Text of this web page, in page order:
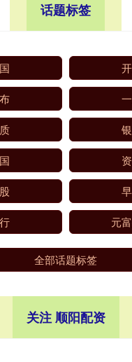
话题标签
元
全部话题标签
关注 顺阳配资